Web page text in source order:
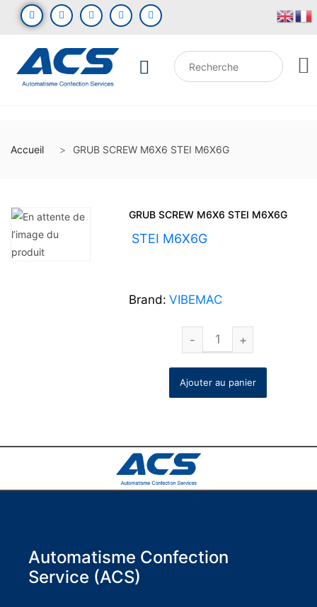
Accueil GRUB SCREW M6X6 STEI M6X6G
GRUB SCREW M6X6 STEI M6X6G
STEI M6X6G
Brand: VIBEMAC
Ajouter au panier
Automatisme Confection
Service (ACS)